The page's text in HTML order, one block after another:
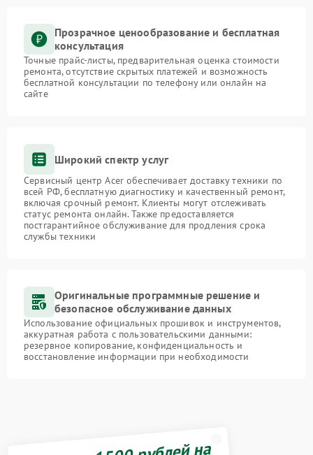
Прозрачное ценообразование и бесплатная
консультация
Точные прайс-листы, предварительная оценка стоимости
ремонта, отсутствие скрытых платежей и возможность
бесплатной консультации по телефону или онлайн на
сайте
Широкий спектр услуг
Сервисный центр Acer обеспечивает доставку техники по
всей РФ, бесплатную диагностику и качественный ремонт,
включая срочный ремонт. Клиенты могут отслеживать
статус ремонта онлайн. Также предоставляется
постгарантийное обслуживание для продления срока
службы техники
Оригинальные программные решение и
безопасное обслуживание данных
Использование официальных прошивок и инструментов,
аккуратная работа с пользовательскими данными:
резервное копирование, конфиденциальность и
восстановление информации при необходимости